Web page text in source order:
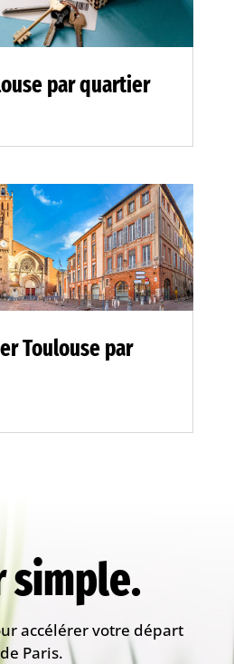
par quartier
Toulouse par
simple.
accélérer votre départ
de Paris.